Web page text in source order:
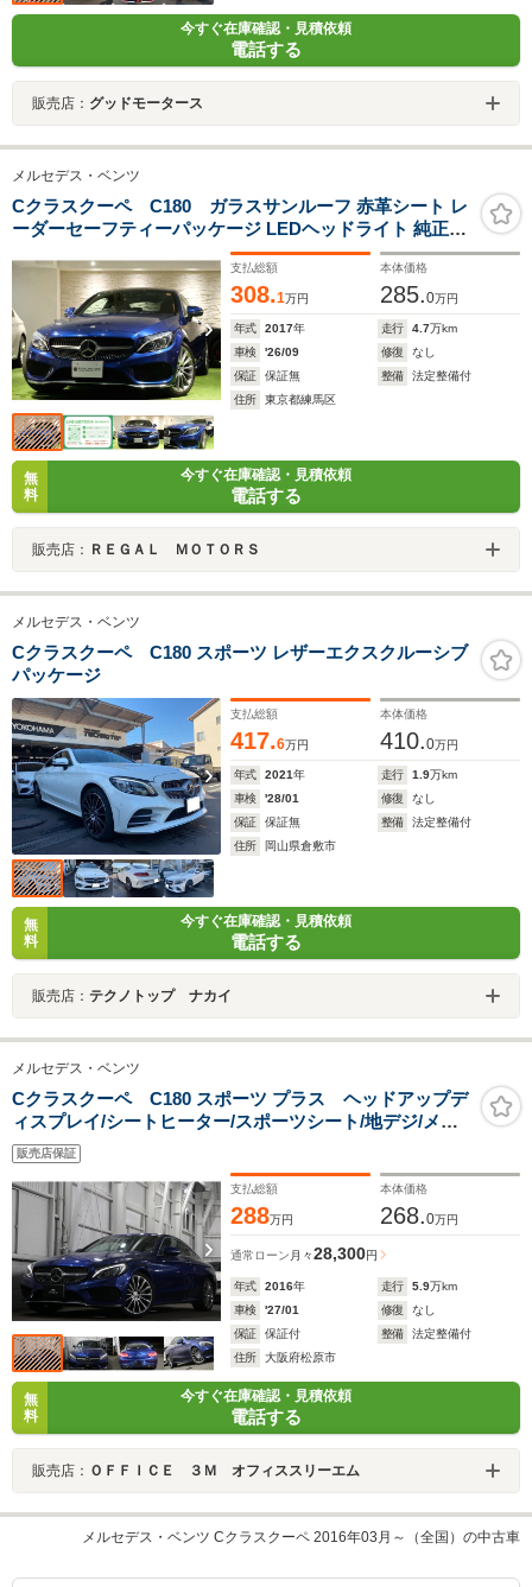
今すぐ在庫確認・見積依頼
電話する
販売店： グッドモータース
メルセデス・ベンツ
Cクラスクーペ C180 ガラスサンルーフ 赤革シート レ
ーダーセーフティーパッケージ LEDヘッドライト 純正ナ
ビ バックカメラ 前後パークセンサー シートヒーター メ
モリー付パワーシート パドルシフト Bluetooth ETC
支払総額
308.1万円
本体価格
285.0万円
年式 2017年 走行 4.7万km
車検
'26/09 修復
なし
保証
保証無 整備
法定整備付
住所
東京都練馬区
無
料
今すぐ在庫確認・見積依頼
電話する
販売店： ＲＥＧＡＬ ＭＯＴＯＲＳ
メルセデス・ベンツ
Cクラスクーペ C180 スポーツ レザーエクスクルーシブ
パッケージ
支払総額
417.6万円
本体価格
410.0万円
年式 2021年 走行 1.9万km
車検
'28/01 修復
なし
保証
保証無 整備
法定整備付
住所
岡山県倉敷市
無
料
今すぐ在庫確認・見積依頼
電話する
販売店： テクノトップ ナカイ
メルセデス・ベンツ
Cクラスクーペ C180 スポーツ プラス ヘッドアップデ
ィスプレイ/シートヒーター/スポーツシート/地デジ/メモ
リ付きパワーシート/スポーツサスペンション/ダイヤモン
ドグリル/レーダーセーフティーパッケージ/ETC
販売店保証
支払総額
288万円
本体価格
268.0万円
通常ローン 月々28,300円
年式 2016年 走行 5.9万km
車検
'27/01 修復
なし
保証
保証付 整備
法定整備付
住所
大阪府松原市
無
料
今すぐ在庫確認・見積依頼
電話する
販売店： ＯＦＦＩＣＥ ３Ｍ オフィススリーエム
メルセデス・ベンツ Cクラスクーペ 2016年03月～（全国）の中古車